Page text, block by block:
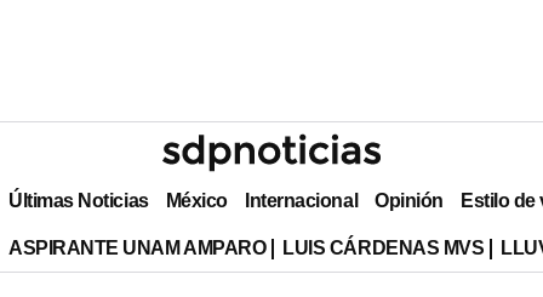
Últimas Noticias México Internacional Opinión Estilo de
ASPIRANTE UNAM AMPARO LUIS CÁRDENAS MVS